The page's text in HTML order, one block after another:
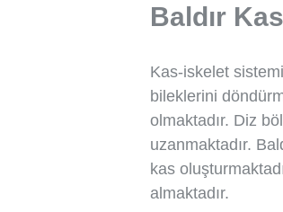
Baldır
Kas-iskelet
bileklerini
olmaktadır. Diz
uzanmaktadır.
kas
almaktadır.